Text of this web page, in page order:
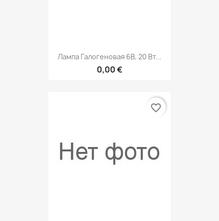
Лампа Галогеновая 6В, 20 Вт...
0,00 €
favorite_border